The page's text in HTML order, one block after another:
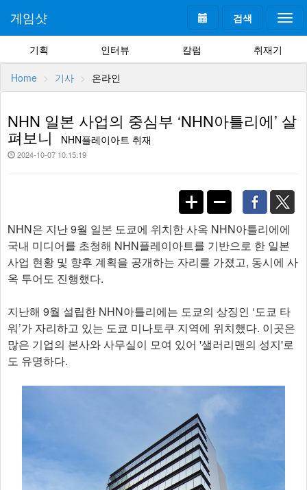
검색
게임샷
기획 인터뷰 칼럼 취재기
Home 기사 온라인
NHN 일본 사업의 중심부 ‘NHN아틀리에’ 살
펴보니 NHN플레이아트 취재
2024-10-07 10:15:19
NHN은 지난 9월 일본 도쿄에 위치한 사옥 NHN아틀리에에
국내 미디어를 초청해 NHN플레이아트를 기반으로 한 일본
사업 현황 및 향후 계획을 공개하는 자리를 가졌고, 동시에 사
옥 투어도 진행했다.
지난해 9월 설립한 NHN아틀리에는 도쿄의 상징인 ‘도쿄 타
워’가 자리하고 있는 도쿄 미나토쿠 지역에 위치했다. 이곳은
많은 기업의 본사와 사무실이 모여 있어 '샐러리맨의 성지'로
도 유명하다.